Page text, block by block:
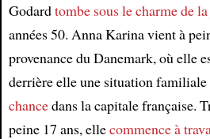
Godardtombe sous le charme de
années 50. Anna Karina vient à
provenance du Danemark, où elle
derrière elle une situation
chancedans la capitale française.
peine 17 ans, ellecommence à